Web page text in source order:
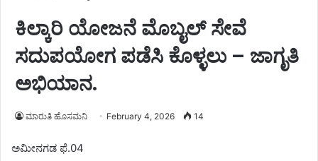
ಕಿಲ್ಕಾರಿ ಯೋಜನೆ ಮೊಬೖಲ್ ಸೇವೆ
ಸದುಪಯೋಗ ಪಡೆಸಿ ಕೊಳ್ಳಲು – ಜಾಗೃತಿ
ಅಭಿಯಾನ.
ಮಾರುತಿ ಹೊಸಮನಿ February 4, 2026 14
ಅಮೀನಗಡ ಫೆ.04